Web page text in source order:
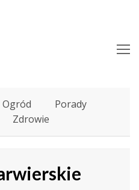
Ogród
Porady
Zdrowie